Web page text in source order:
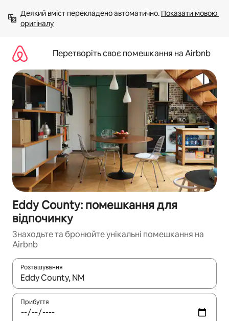
вмісту
Деякий вміст перекладено автоматично. Показати мовою
оригіналу
Перетворіть своє помешкання на Airbnb
Eddy County: помешкання для
відпочинку
Знаходьте та бронюйте унікальні помешкання на
Airbnb
Розташування
Отримавши результати пошуку, використовуйте для
Прибуття